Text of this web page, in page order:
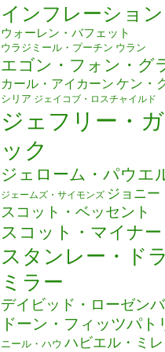
インフレーション
ウォーレン・バフェット
ウラジミール・プーチン ウラン
エゴン・フォン・グ
カール・アイカーン ケン・
シリア ジェイコブ・ロスチャイルド
ジェフリー・
ック
ジェローム・パウエ
ジェームズ・サイモンズ ジョニー
スコット・ベッセント
スコット・マイナー
スタンレー・ド
ミラー
デイビッド・ローゼン
ドーン・フィッツパト
ニール・ハウ ハビエル・ミレ